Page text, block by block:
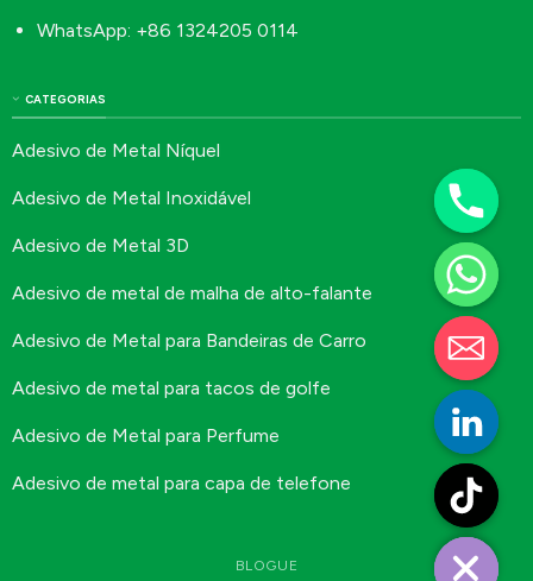
CATEGORIAS
Adesivo de Metal Níquel
Adesivo de Metal Inoxidável
Adesivo de Metal 3D
Adesivo de metal de malha de alto-falante
Adesivo de Metal para Bandeiras de Carro
Adesivo de metal para tacos de golfe
Adesivo de Metal para Perfume
Adesivo de metal para capa de telefone
WhatsApp: +86 1324205 0114
BLOGUE